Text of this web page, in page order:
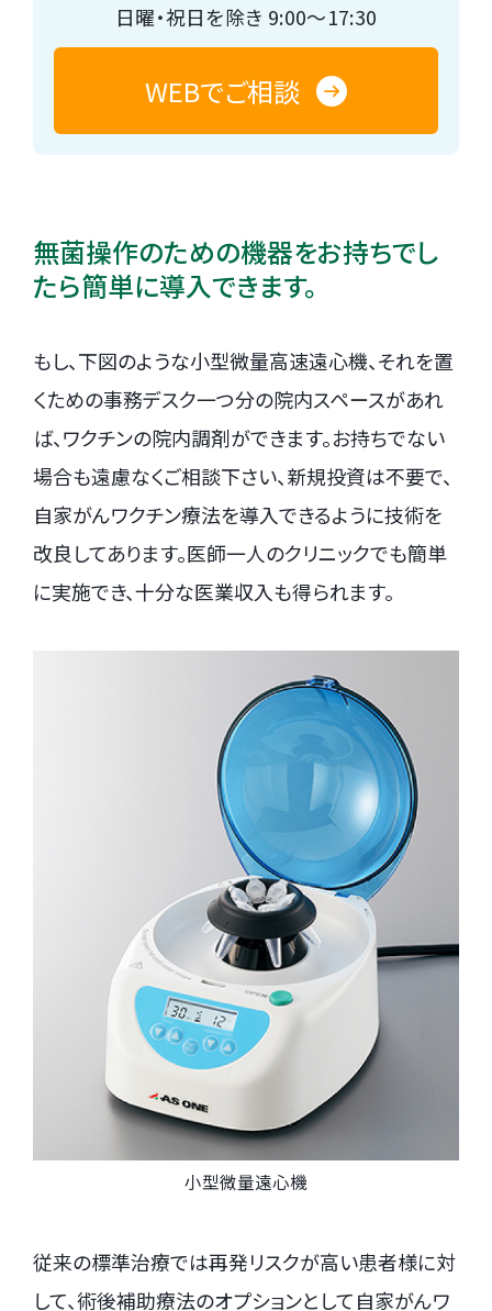
日曜・祝日を除き 9:00～17:30
WEBでご相談
無菌操作のための機器をお持ちでし
たら簡単に導入できます。
もし、下図のような小型微量高速遠心機、それを置
くための事務デスク一つ分の院内スペースがあれ
ば、ワクチンの院内調剤ができます。お持ちでない
場合も遠慮なくご相談下さい、新規投資は不要で、
自家がんワクチン療法を導入できるように技術を
改良してあります。医師一人のクリニックでも簡単
に実施でき、十分な医業収入も得られます。
小型微量遠心機
従来の標準治療では再発リスクが高い患者様に対
して、術後補助療法のオプションとして自家がんワ